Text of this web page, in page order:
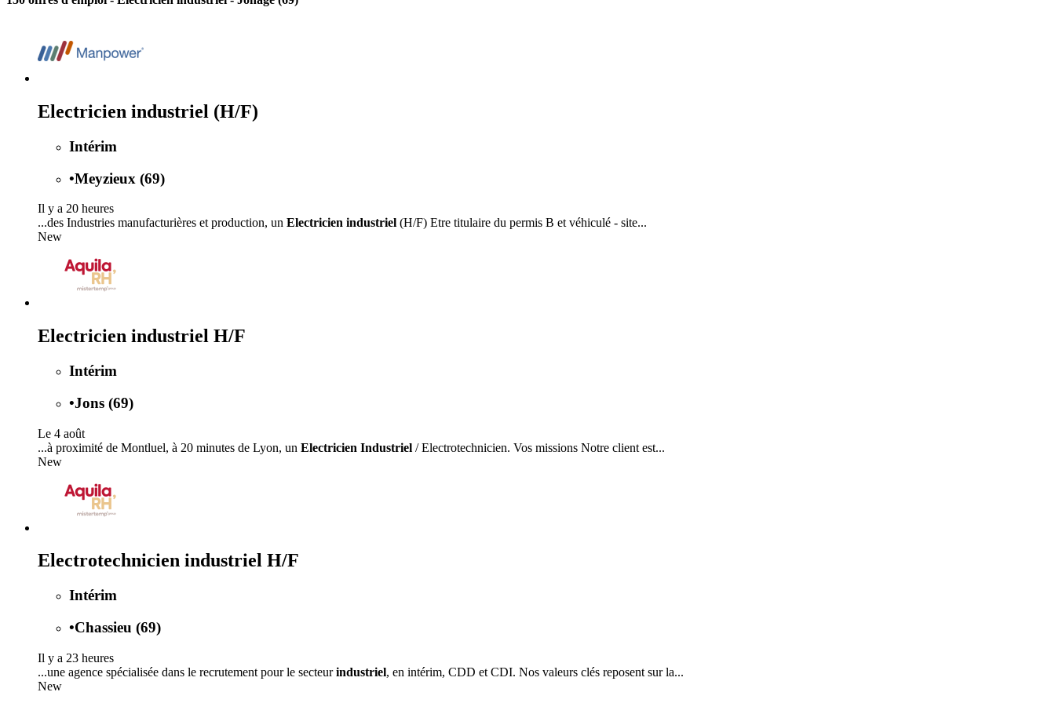
Electricien industriel (H/F)
Intérim
•Meyzieux (69)
Il y a 20 heures
...des Industries manufacturières et production, un Electricien industriel (H/F) Etre titulaire du permis B et véhiculé - site...
New
Electricien industriel H/F
Intérim
•Jons (69)
Le 4 août
...à proximité de Montluel, à 20 minutes de Lyon, un Electricien Industriel / Electrotechnicien. Vos missions Notre client est...
New
Electrotechnicien industriel H/F
Intérim
•Chassieu (69)
Il y a 23 heures
...une agence spécialisée dans le recrutement pour le secteurindustriel, en intérim, CDD et CDI. Nos valeurs clés reposent sur la...
New